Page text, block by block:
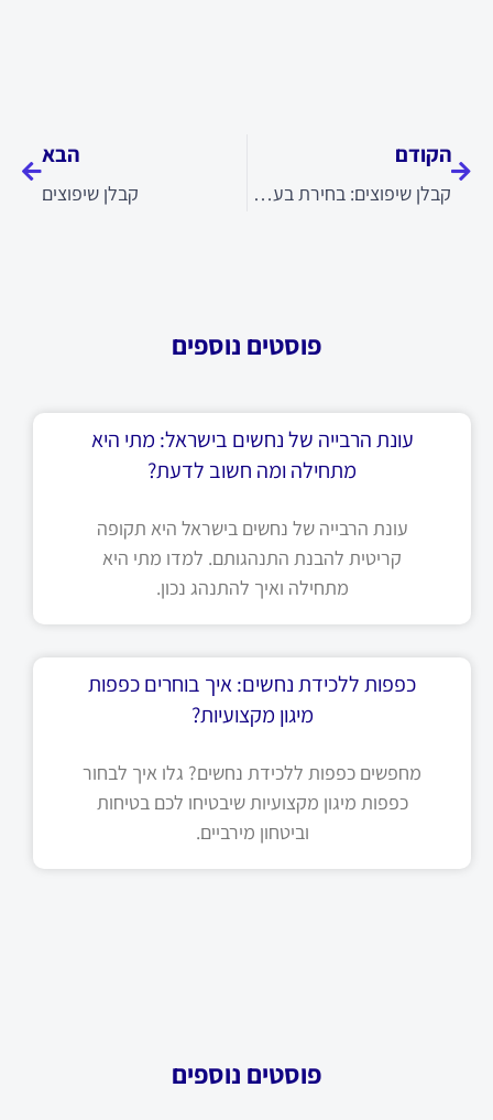
הקודם
קבלן שיפוצים: בחירת בעל מקצוע לפרויקט
הבא
קבלן שיפוצים
פוסטים נוספים
עונת הרבייה של נחשים בישראל: מתי היא
מתחילה ומה חשוב לדעת?
עונת הרבייה של נחשים בישראל היא תקופה
קריטית להבנת התנהגותם. למדו מתי היא
מתחילה ואיך להתנהג נכון.
כפפות ללכידת נחשים: איך בוחרים כפפות
מיגון מקצועיות?
מחפשים כפפות ללכידת נחשים? גלו איך לבחור
כפפות מיגון מקצועיות שיבטיחו לכם בטיחות
וביטחון מירביים.
פוסטים נוספים